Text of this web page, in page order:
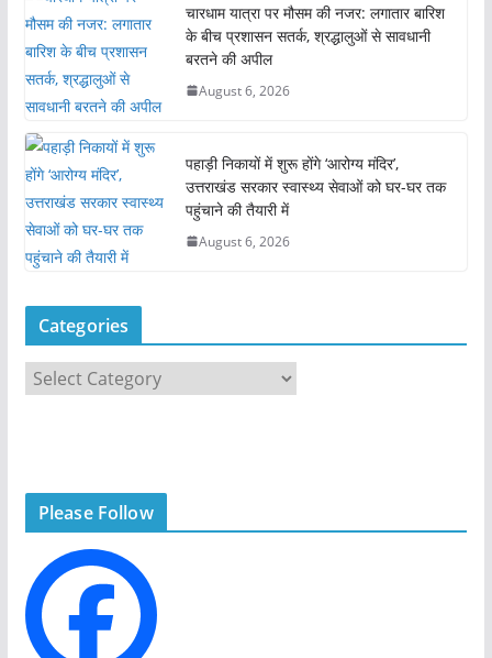
चारधाम यात्रा पर मौसम की नजर: लगातार बारिश
के बीच प्रशासन सतर्क, श्रद्धालुओं से सावधानी
बरतने की अपील
August 6, 2026
पहाड़ी निकायों में शुरू होंगे ‘आरोग्य मंदिर’,
उत्तराखंड सरकार स्वास्थ्य सेवाओं को घर-घर तक
पहुंचाने की तैयारी में
August 6, 2026
Categories
a
r
e
s
Please Follow